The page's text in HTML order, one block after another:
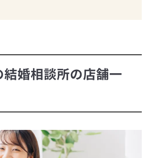
婚相談所の店舗一